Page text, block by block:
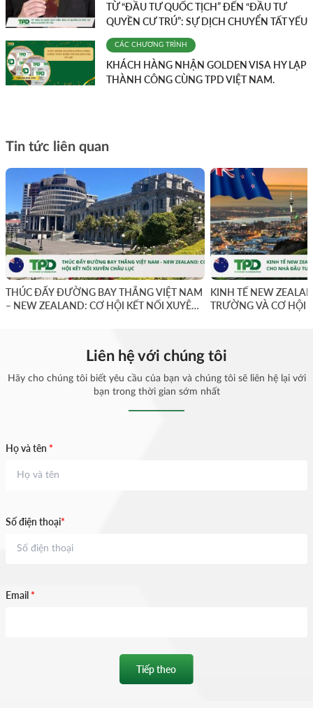
TỪ “ĐẦU TƯ QUỐC TỊCH” ĐẾN “ĐẦU TƯ
QUYỀN CƯ TRÚ”: SỰ DỊCH CHUYỂN TẤT YẾU
CÁC CHƯƠNG TRÌNH
KHÁCH HÀNG NHẬN GOLDEN VISA HY LẠP
THÀNH CÔNG CÙNG TPD VIỆT NAM.
Tin tức liên quan
THÚC ĐẨY ĐƯỜNG BAY THẲNG VIỆT NAM
– NEW ZEALAND: CƠ HỘI KẾT NỐI XUYÊN
KINH TẾ NEW
TRƯỜNG VÀ CƠ HỘI
Liên hệ với chúng tôi
Hãy cho chúng tôi biết yêu cầu của bạn và chúng tôi sẽ liên hệ lại với
bạn trong thời gian sớm nhất
Họ và tên *
Số điện thoại*
Email *
Tiếp theo